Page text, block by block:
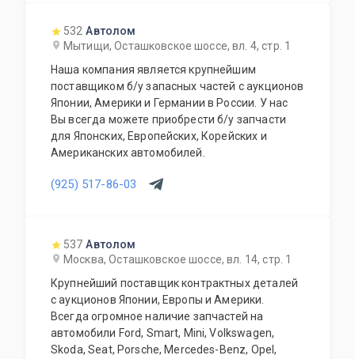
532 Автолом
Мытищи, Осташковское шоссе, вл. 4, стр. 1
Наша компания является крупнейшим
поставщиком б/у запасных частей с аукционов
Японии, Америки и Германии в России. У нас
Вы всегда можете приобрести б/у запчасти
для Японских, Европейских, Корейских и
Американских автомобилей.
(925) 517-86-03
537 Автолом
Москва, Осташковское шоссе, вл. 14, стр. 1
Крупнейший поставщик контрактных деталей
с аукционов Японии, Европы и Америки.
Всегда огромное наличие запчастей на
автомобили Ford, Smart, Mini, Volkswagen,
Skoda, Seat, Porsche, Mercedes-Benz, Opel,